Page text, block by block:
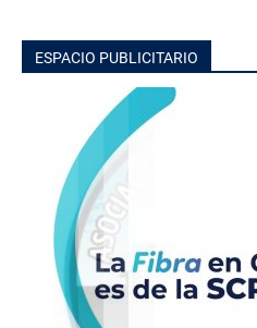
ESPACIO PUBLICITARIO